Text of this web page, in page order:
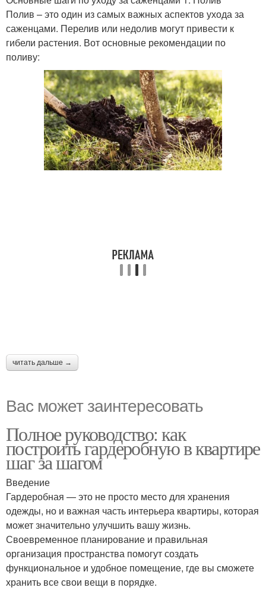
Полив – это один из самых важных аспектов ухода за
саженцами. Перелив или недолив могут привести к
гибели растения. Вот основные рекомендации по
поливу:
читать дальше →
Вас может заинтересовать
Полное руководство: как
построить гардеробную в квартире
шаг за шагом
Введение
Гардеробная — это не просто место для хранения
одежды, но и важная часть интерьера квартиры, которая
может значительно улучшить вашу жизнь.
Своевременное планирование и правильная
организация пространства помогут создать
функциональное и удобное помещение, где вы сможете
хранить все свои вещи в порядке.